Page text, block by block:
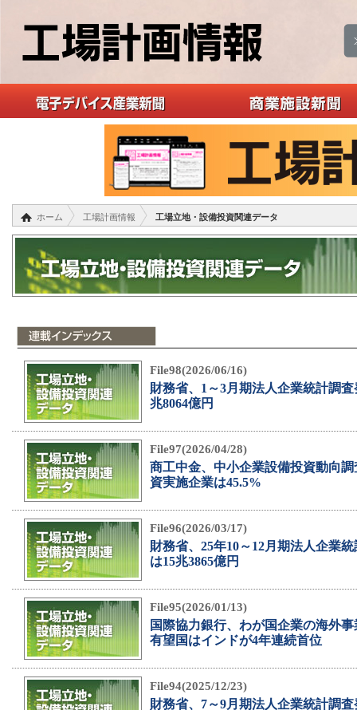
ホーム 工場計画情報 工場立地・設備投資関連データ
File98(2026/06/16)
財務省、1～3月期法人企業統計調
兆8064億円
File97(2026/04/28)
商工中金、中小企業設備投資動向
資実施企業は45.5%
File96(2026/03/17)
財務省、25年10～12月期法人企業
は15兆3865億円
File95(2026/01/13)
国際協力銀行、わが国企業の海外
有望国はインドが4年連続首位
File94(2025/12/23)
財務省、7～9月期法人企業統計調